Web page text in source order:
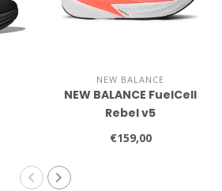
NEW BALANCE
NEW BALANCE FuelCell
Rebel v5
€159,00